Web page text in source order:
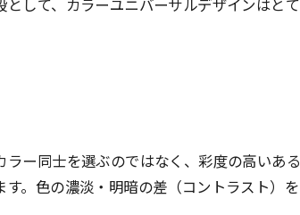
して、カラーユニバーサルデザインはとて
ー同士を選ぶのではなく、彩度の高いある
。色の濃淡・明暗の差（コントラスト）を